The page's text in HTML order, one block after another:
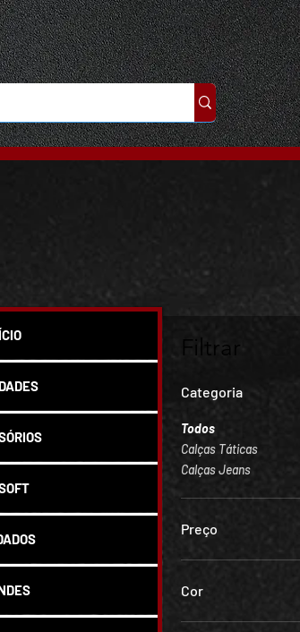
Filtrar
Categoria
Todos
Calças Táticas
Calças Jeans
Preço
Cor